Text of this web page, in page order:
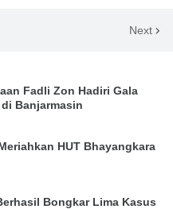
Next
Fadli Zon Hadiri Gala
di Banjarmasin
HUT Bhayangkara
Bongkar Lima Kasus